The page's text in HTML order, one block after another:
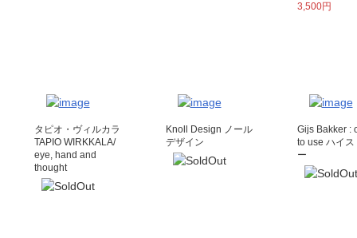
3,500円
タピオ・ヴィルカラ
TAPIO WIRKKALA/
eye, hand and
thought
Knoll Design ノール
デザイン
Gijs Bakker :
to use ハイ
ー